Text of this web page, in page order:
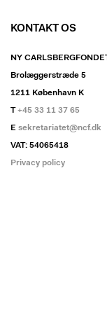
KONTAKT OS
NY
Brolæggerstræde 5
1211 København K
T+45 33 11 37 65
E sekretariatet@ncf.dk
VAT: 54065418
Privacy policy